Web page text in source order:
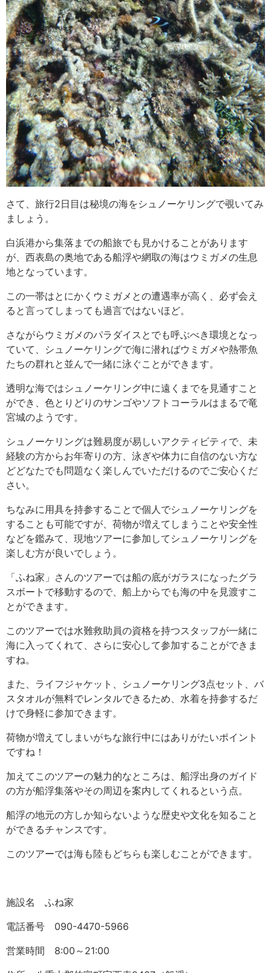
さて、旅行2日目は秘境の海をシュノーケリングで覗いてみ
ましょう。
白浜港から集落までの船旅でも見かけることがあります
が、西表島の奥地である船浮や網取の海はウミガメの生息
地となっています。
この一帯はとにかくウミガメとの遭遇率が高く、必ず会え
ると言ってしまっても過言ではないほど。
さながらウミガメのパラダイスとでも呼ぶべき環境となっ
ていて、シュノーケリングで海に潜ればウミガメや熱帯魚
たちの群れと並んで一緒に泳ぐことができます。
透明な海ではシュノーケリング中に遠くまでを見通すこと
ができ、色とりどりのサンゴやソフトコーラルはまるで竜
宮城のようです。
シュノーケリングは難易度が易しいアクティビティで、未
経験の方からお年寄りの方、泳ぎや体力に自信のない方な
どどなたでも問題なく楽しんでいただけるのでご安心くだ
さい。
ちなみに用具を持参することで個人でシュノーケリングを
することも可能ですが、荷物が増えてしまうことや安全性
などを鑑みて、現地ツアーに参加してシュノーケリングを
楽しむ方が良いでしょう。
「ふね家」さんのツアーでは船の底がガラスになったグラ
スボートで移動するので、船上からでも海の中を見渡すこ
とができます。
このツアーでは水難救助員の資格を持つスタッフが一緒に
海に入ってくれて、さらに安心して参加することができま
すね。
また、ライフジャケット、シュノーケリング3点セット、バ
スタオルが無料でレンタルできるため、水着を持参するだ
けで身軽に参加できます。
荷物が増えてしまいがちな旅行中にはありがたいポイント
ですね！
加えてこのツアーの魅力的なところは、船浮出身のガイド
の方が船浮集落やその周辺を案内してくれるという点。
船浮の地元の方しか知らないような歴史や文化を知ること
ができるチャンスです。
このツアーでは海も陸もどちらも楽しむことができます。
施設名 ふね家
電話番号 090-4470-5966
営業時間 8:00～21:00